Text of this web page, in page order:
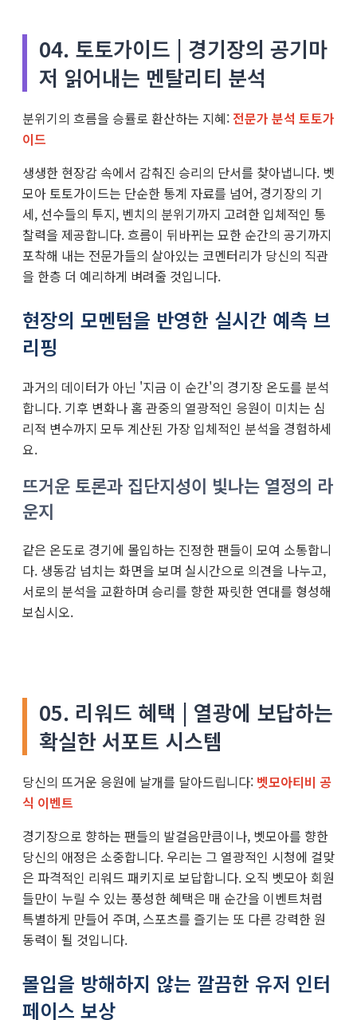
04. 토토가이드 | 경기장의 공기마
저 읽어내는 멘탈리티 분석
분위기의 흐름을 승률로 환산하는 지혜: 전문가 분석 토토가
이드
생생한 현장감 속에서 감춰진 승리의 단서를 찾아냅니다. 벳
모아 토토가이드는 단순한 통계 자료를 넘어, 경기장의 기
세, 선수들의 투지, 벤치의 분위기까지 고려한 입체적인 통
찰력을 제공합니다. 흐름이 뒤바뀌는 묘한 순간의 공기까지
포착해 내는 전문가들의 살아있는 코멘터리가 당신의 직관
을 한층 더 예리하게 벼려줄 것입니다.
현장의 모멘텀을 반영한 실시간 예측 브
리핑
과거의 데이터가 아닌 '지금 이 순간'의 경기장 온도를 분석
합니다. 기후 변화나 홈 관중의 열광적인 응원이 미치는 심
리적 변수까지 모두 계산된 가장 입체적인 분석을 경험하세
요.
뜨거운 토론과 집단지성이 빛나는 열정의 라
운지
같은 온도로 경기에 몰입하는 진정한 팬들이 모여 소통합니
다. 생동감 넘치는 화면을 보며 실시간으로 의견을 나누고,
서로의 분석을 교환하며 승리를 향한 짜릿한 연대를 형성해
보십시오.
05. 리워드 혜택 | 열광에 보답하는
확실한 서포트 시스템
당신의 뜨거운 응원에 날개를 달아드립니다: 벳모아티비 공
식 이벤트
경기장으로 향하는 팬들의 발걸음만큼이나, 벳모아를 향한
당신의 애정은 소중합니다. 우리는 그 열광적인 시청에 걸맞
은 파격적인 리워드 패키지로 보답합니다. 오직 벳모아 회원
들만이 누릴 수 있는 풍성한 혜택은 매 순간을 이벤트처럼
특별하게 만들어 주며, 스포츠를 즐기는 또 다른 강력한 원
동력이 될 것입니다.
몰입을 방해하지 않는 깔끔한 유저 인터
페이스 보상